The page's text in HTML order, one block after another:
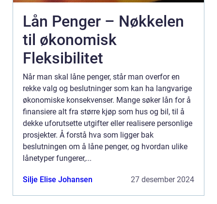
Lån Penger – Nøkkelen
til økonomisk
Fleksibilitet
Når man skal låne penger, står man overfor en
rekke valg og beslutninger som kan ha langvarige
økonomiske konsekvenser. Mange søker lån for å
finansiere alt fra større kjøp som hus og bil, til å
dekke uforutsette utgifter eller realisere personlige
prosjekter. Å forstå hva som ligger bak
beslutningen om å låne penger, og hvordan ulike
lånetyper fungerer,...
Silje Elise Johansen 27 desember 2024